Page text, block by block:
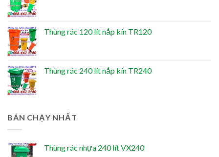
Thùng rác 120 lít nắp kín TR120
Thùng rác 240 lít nắp kín TR240
BÁN CHẠY NHẤT
Thùng rác nhựa 240 lít VX240